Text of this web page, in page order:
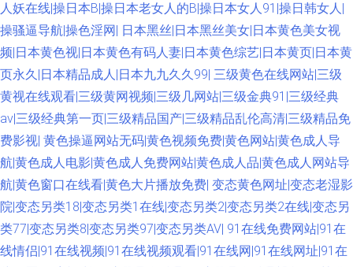
大香蕉五月天婷婷 九九成人伊人 欧美实操视频 抖阴91网址 AV性爱网 91人
妻操 欧美日韩夫妻国产 青娱乐99 大香蕉伊人粉红 a片人与兽www 中文字幕
A∨码 男人女人做爱网站 91手机视频 91激情午夜电影 AV伊人大香蕉 三级三
级久久香港 AV性爱网 变态另类无码 日本成人电影 极品色色影院 白丝足交
男女操视频网站 一本道综合色色 肏屄网五月天婷婷 午夜剧场老司机 亚洲偷
丝视频 AV片区 久草福利资源ai 亚洲伊人1页 不卡久久 成人A级网站 五月婷
人妖在线|操日本B|操日本老女人的B|操日本女人91|操日韩女人|
操骚逼导航|操色淫网| 日本黑丝|日本黑丝美女|日本黄色美女视
频|日本黄色视|日本黄色有码人妻|日本黄色综艺|日本黄页|日本黄
页永久|日本精品成人|日本九九久久99| 三级黄色在线网站|三级
黄视在线观看|三级黄网视频|三级几网站|三级金典91|三级经典
av|三级经典第一页|三级精品国产|三级精品乱伦高清|三级精品免
费影视| 黄色操逼网站无码|黄色视频免费|黄色网站|黄色成人导
航|黄色成人电影|黄色成人免费网站|黄色成人品|黄色成人网站导
航|黄色窗口在线看|黄色大片播放免费| 变态黄色网址|变态老湿影
院|变态另类18|变态另类1在线|变态另类2|变态另类2在线|变态另
类77|变态另类8|变态另类97|变态另类AV| 91在线免费网站|91在
线情侣|91在线视频|91在线视频观看|91在线网|91在线网址|91在